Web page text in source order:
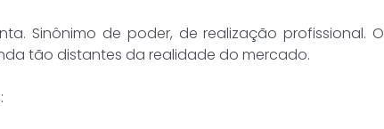
Sinônimo de poder, de realização profissional. O
tão distantes da realidade do mercado.